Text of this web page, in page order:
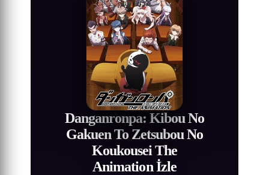
Danganronpa: Kibou No
Gakuen To Zetsubou No
Koukousei The
Animation İzle